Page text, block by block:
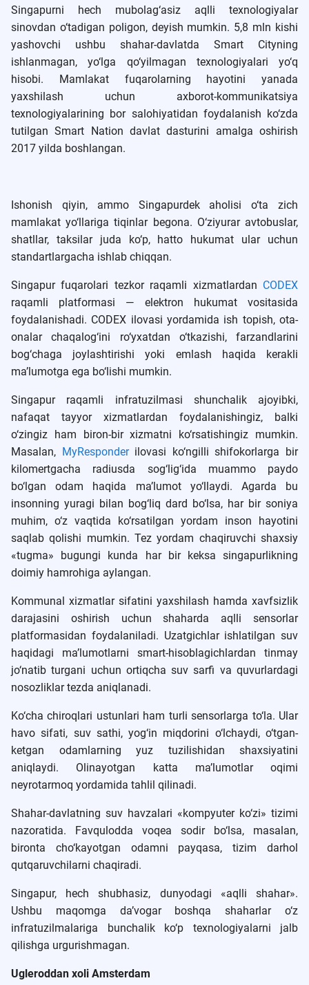
Singapurni hech mubolag‘asiz aqlli texnologiyalar
sinovdan o‘tadigan poligon, deyish mumkin. 5,8 mln kishi
yashovchi ushbu shahar-davlatda Smart Cityning
ishlanmagan, yo‘lga qo‘yilmagan texnologiyalari yo‘q
hisobi. Mamlakat fuqarolarning hayotini yanada
yaxshilash uchun axborot-kommunikatsiya
texnologiyalarining bor salohiyatidan foydalanish ko‘zda
tutilgan Smart Nation davlat dasturini amalga oshirish
2017 yilda boshlangan.
Ishonish qiyin, ammo Singapurdek aholisi o‘ta zich
mamlakat yo‘llariga tiqinlar begona. O‘ziyurar avtobuslar,
shatllar, taksilar juda ko‘p, hatto hukumat ular uchun
standartlargacha ishlab chiqqan.
Singapur fuqarolari tezkor raqamli xizmatlardan CODEX
raqamli platformasi — elektron hukumat vositasida
foydalanishadi. CODEX ilovasi yordamida ish topish, ota-
onalar chaqalog‘ini ro‘yxatdan o‘tkazishi, farzandlarini
bog‘chaga joylashtirishi yoki emlash haqida kerakli
ma’lumotga ega bo‘lishi mumkin.
Singapur raqamli infratuzilmasi shunchalik ajoyibki,
nafaqat tayyor xizmatlardan foydalanishingiz, balki
o‘zingiz ham biron-bir xizmatni ko‘rsatishingiz mumkin.
Masalan, MyResponderilovasi ko‘ngilli shifokorlarga bir
kilomertgacha radiusda sog‘lig‘ida muammo paydo
bo‘lgan odam haqida ma’lumot yo‘llaydi. Agarda bu
insonning yuragi bilan bog‘liq dard bo‘lsa, har bir soniya
muhim, o‘z vaqtida ko‘rsatilgan yordam inson hayotini
saqlab qolishi mumkin. Tez yordam chaqiruvchi shaxsiy
«tugma» bugungi kunda har bir keksa singapurlikning
doimiy hamrohiga aylangan.
Kommunal xizmatlar sifatini yaxshilash hamda xavfsizlik
darajasini oshirish uchun shaharda aqlli sensorlar
platformasidan foydalaniladi. Uzatgichlar ishlatilgan suv
haqidagi ma’lumotlarni smart-hisoblagichlardan tinmay
jo‘natib turgani uchun ortiqcha suv sarfi va quvurlardagi
nosozliklar tezda aniqlanadi.
Ko‘cha chiroqlari ustunlari ham turli sensorlarga to‘la. Ular
havo sifati, suv sathi, yog‘in miqdorini o‘lchaydi, o‘tgan-
ketgan odamlarning yuz tuzilishidan shaxsiyatini
aniqlaydi. Olinayotgan katta ma’lumotlar oqimi
neyrotarmoq yordamida tahlil qilinadi.
Shahar-davlatning suv havzalari «kompyuter ko‘zi» tizimi
nazoratida. Favqulodda voqea sodir bo‘lsa, masalan,
bironta cho‘kayotgan odamni payqasa, tizim darhol
qutqaruvchilarni chaqiradi.
Singapur, hech shubhasiz, dunyodagi «aqlli shahar».
Ushbu maqomga da’vogar boshqa shaharlar o‘z
infratuzilmalariga bunchalik ko‘p texnologiyalarni jalb
qilishga urgurishmagan.
Ugleroddan xoli Amsterdam